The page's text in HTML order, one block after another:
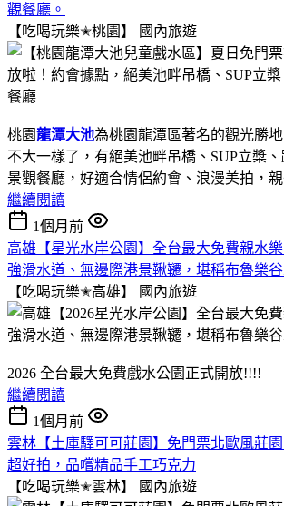
觀餐廳。
【吃喝玩樂✭桃園】
國內旅遊
桃園龍潭大池為桃園龍潭區著名的觀光勝
不大一樣了，有絕美池畔吊橋、SUP立槳
景觀餐廳，好適合情侶約會、浪漫美拍，
繼續閱讀
1個月前
高雄【星光水岸公園】全台最大免費親水
強滑水道、無邊際港景鞦韆，堪稱布魯樂
【吃喝玩樂✭高雄】
國內旅遊
2026 全台最大免費戲水公園正式開放!!!!
繼續閱讀
1個月前
雲林【土庫驛可可莊園】免門票北歐風莊
超好拍，品嚐精品手工巧克力
【吃喝玩樂✭雲林】
國內旅遊